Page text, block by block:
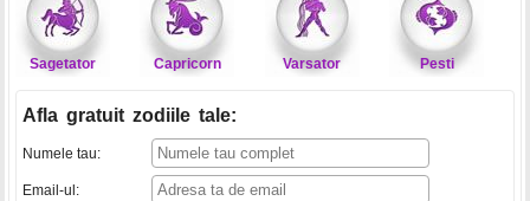
Sagetator Capricorn Varsator Pesti
Afla gratuit zodiile tale:
Numele tau:
Email-ul: